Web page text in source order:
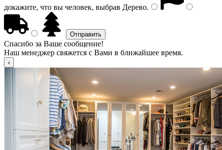
докажите, что вы человек, выбрав Дерево.
Спасибо за Ваше сообщение!
Наш менеджер свяжется с Вами в ближайшее время.